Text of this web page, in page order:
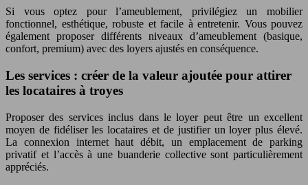
Si vous optez pour l’ameublement, privilégiez un mobilier
fonctionnel, esthétique, robuste et facile à entretenir. Vous pouvez
également proposer différents niveaux d’ameublement (basique,
confort, premium) avec des loyers ajustés en conséquence.
Les services : créer de la valeur ajoutée pour attirer
les locataires à troyes
Proposer des services inclus dans le loyer peut être un excellent
moyen de fidéliser les locataires et de justifier un loyer plus élevé.
La connexion internet haut débit, un emplacement de parking
privatif et l’accès à une buanderie collective sont particulièrement
appréciés.